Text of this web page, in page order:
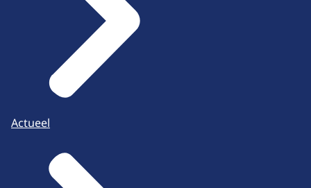
Actueel